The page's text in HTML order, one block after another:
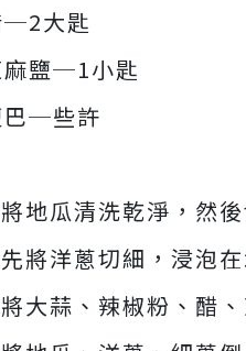
─2大匙
麻鹽─1小匙
巴─些許
地瓜清洗乾淨，然
將洋蔥切細，浸泡
大蒜、辣椒粉、醋